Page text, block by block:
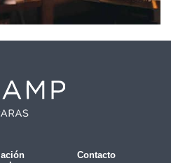
Contacto